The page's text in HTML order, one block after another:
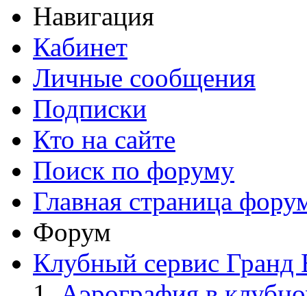
Навигация
Кабинет
Личные сообщения
Подписки
Кто на сайте
Поиск по форуму
Главная страница
Форум
Клубный сервис